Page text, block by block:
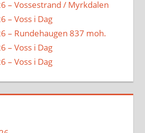
– Vossestrand / Myrkdalen
– Voss i Dag
– Rundehaugen 837 moh.
– Voss i Dag
– Voss i Dag